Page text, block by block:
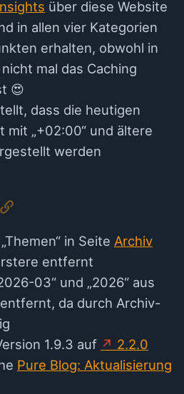
über diese Website
in allen vier Kategorien
erhalten, obwohl in
mal das Caching
😍
dass die heutigen
mit „+02:00“ und ältere
werden
in Seite Archiv
entfernt
03“ und „2026“ aus
da durch Archiv-
1.9.3 auf
2.2.0
Pure Blog: Aktualisierung